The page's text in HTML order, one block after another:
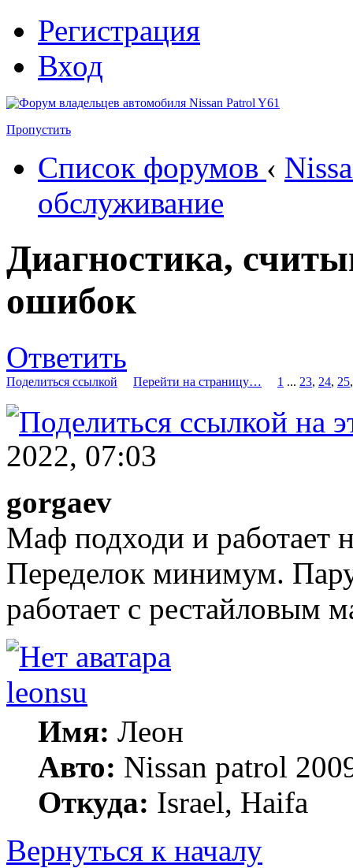
Регистрация
Вход
Пропустить
Список форумов ‹
обслуживание
Диагностика,
ошибок
Ответить
Поделиться ссылкой Перейти на страницу… 1 ... 23, 24, 25
2022, 07:03
gorgaev
Маф подходи и работает
Переделок минимум.
работает с рестайловым
leonsu
Имя: Леон
Авто: Nissan patrol
Откуда: Israel, Haifa
Вернуться к началу